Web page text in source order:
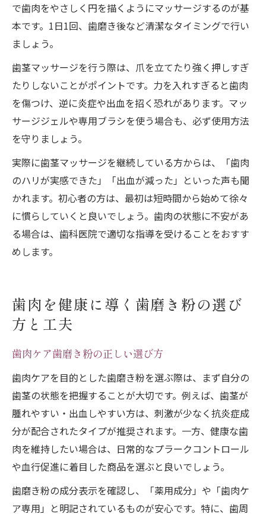
で歯肉をやさしく円を描くようにマッサージするのが基
本です。1日1回、歯磨き後など清潔なタイミングで行い
ましょう。
歯茎マッサージを行う際は、爪を立てたり強く押しすぎ
たりしないことがポイントです。力を入れすぎると歯肉
を傷つけ、逆に炎症や出血を招く恐れがあります。マッ
サージジェルや専用ブラシを使う場合も、必ず使用方法
を守りましょう。
実際に歯茎マッサージを継続している方からは、「歯肉
のハリが実感できた」「出血が減った」といった声も聞
かれます。初心者の方は、最初は短時間から始めて徐々
に慣らしていくと良いでしょう。歯肉の状態に不安があ
る場合は、歯科医院で適切な指導を受けることをおすす
めします。
歯肉を健康に導く歯磨き粉の選び
方と工夫
歯肉ケア歯磨き粉の正しい選び方
歯肉ケアを目的とした歯磨き粉を選ぶ際は、まず自分の
歯茎の状態を把握することが大切です。例えば、歯茎が
腫れやすい・出血しやすい方は、刺激が少なく抗炎症成
分が配合されたタイプが推奨されます。一方、健康な歯
肉を維持したい場合は、日常的なプラークコントロール
や血行促進に着目した商品を選ぶと良いでしょう。
歯磨き粉の成分表示を確認し、「薬用成分」や「歯肉ケ
ア専用」と明記されているものが安心です。特に、歯周